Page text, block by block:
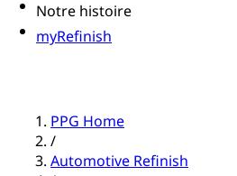
Notre histoire
myRefinish
PPG Home
/
Automotive Refinish